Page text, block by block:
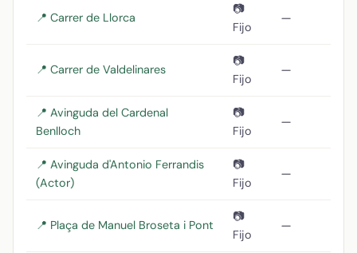
📍 Carrer de Llorca
📷
Fijo
—
📍 Carrer de Valdelinares
📷
Fijo
—
📍 Avinguda del Cardenal
Benlloch
📷
Fijo
—
📍 Avinguda d'Antonio Ferrandis
(Actor)
📷
Fijo
—
📍 Plaça de Manuel Broseta i Pont
📷
Fijo
—